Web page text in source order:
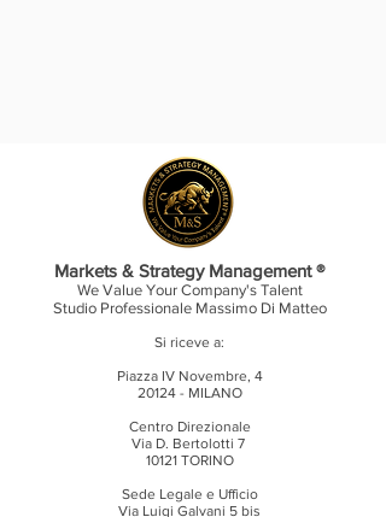
Markets & Strategy Management ®
We Value Your Company's Talent
Studio Professionale Massimo Di Matteo
Si riceve a:
Piazza IV Novembre, 4
20124 - MILANO
Centro Direzionale
Via D. Bertolotti 7
10121 TORINO
Sede Legale e Ufficio
Via Luigi Galvani 5 bis